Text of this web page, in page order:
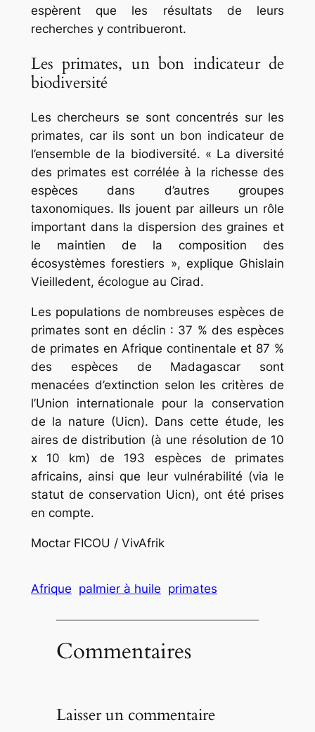
espèrent que les résultats de leurs
recherches y contribueront.
Les primates, un bon indicateur de
biodiversité
Les chercheurs se sont concentrés sur les
primates, car ils sont un bon indicateur de
l’ensemble de la biodiversité. « La diversité
des primates est corrélée à la richesse des
espèces dans d’autres groupes
taxonomiques. Ils jouent par ailleurs un rôle
important dans la dispersion des graines et
le maintien de la composition des
écosystèmes forestiers », explique Ghislain
Vieilledent, écologue au Cirad.
Les populations de nombreuses espèces de
primates sont en déclin : 37 % des espèces
de primates en Afrique continentale et 87 %
des espèces de Madagascar sont
menacées d’extinction selon les critères de
l’Union internationale pour la conservation
de la nature (Uicn). Dans cette étude, les
aires de distribution (à une résolution de 10
x 10 km) de 193 espèces de primates
africains, ainsi que leur vulnérabilité (via le
statut de conservation Uicn), ont été prises
en compte.
Moctar FICOU / VivAfrik
Afrique palmier à huile primates
Commentaires
Laisser un commentaire